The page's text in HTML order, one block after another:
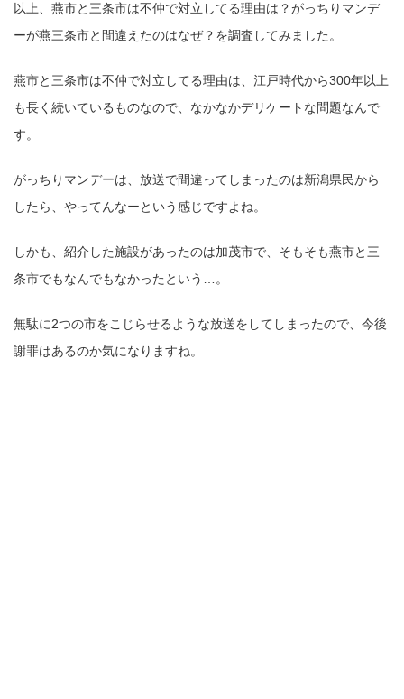
以上、燕市と三条市は不仲で対立してる理由は？がっちりマンデ
ーが燕三条市と間違えたのはなぜ？を調査してみました。
燕市と三条市は不仲で対立してる理由は、江戸時代から300年以上
も長く続いているものなので、なかなかデリケートな問題なんで
す。
がっちりマンデーは、放送で間違ってしまったのは新潟県民から
したら、やってんなーという感じですよね。
しかも、紹介した施設があったのは加茂市で、そもそも燕市と三
条市でもなんでもなかったという…。
無駄に2つの市をこじらせるような放送をしてしまったので、今後
謝罪はあるのか気になりますね。